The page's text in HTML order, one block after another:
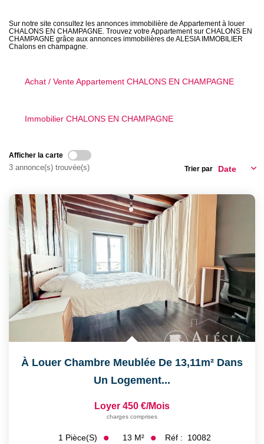
Qui Sommes Nous
CONTACT
Sur notre site consultez les annonces immobilière de Appartement à louer
CHALONS EN CHAMPAGNE. Trouvez votre Appartement sur CHALONS EN
CHAMPAGNE grâce aux annonces immobilières de ALESIA IMMOBILIER
Chalons en champagne.
Achat / Vente Appartement CHALONS EN CHAMPAGNE
Immobilier CHALONS EN CHAMPAGNE
Afficher la carte
3 annonce(s) trouvée(s) Trier par
À Louer Chambre Meublée De 13,11m² Dans
Un Logement...
Loyer 450 €/mois
charges comprises
1 Pièce(s) 13 M² Réf : 10082